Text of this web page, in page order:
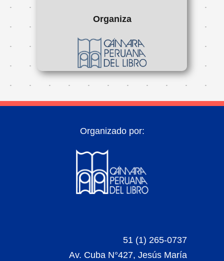
Organiza
Organizado por:
51 (1) 265-0737
Av. Cuba N°427, Jesús María